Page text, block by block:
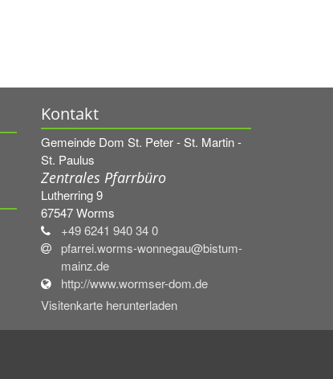
Kontakt
Gemeinde Dom St. Peter - St. Martin -
St. Paulus
Zentrales Pfarrbüro
Lutherring 9
67547 Worms
+49 6241 940 34 0
pfarrei.worms-wonnegau@bistum-
mainz.de
http://www.wormser-dom.de
Visitenkarte herunterladen